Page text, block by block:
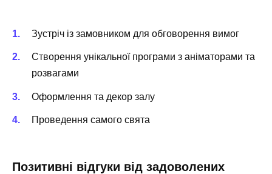
Зустріч із замовником для обговорення вимог
Створення унікальної програми з аніматорами та
розвагами
Оформлення та декор залу
Проведення самого свята
Позитивні відгуки від задоволених